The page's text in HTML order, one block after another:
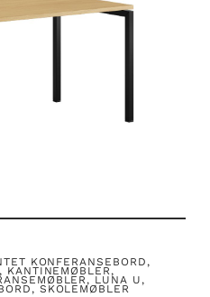
KONFERANSEBORD,
, KANTINEMØBLER,
, LUNA U,
, SKOLEMØBLER